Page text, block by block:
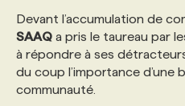
Devant l’accumulation de
SAAQ a pris le taureau par
à répondre à ses
du coup l’importance d’une
communauté.